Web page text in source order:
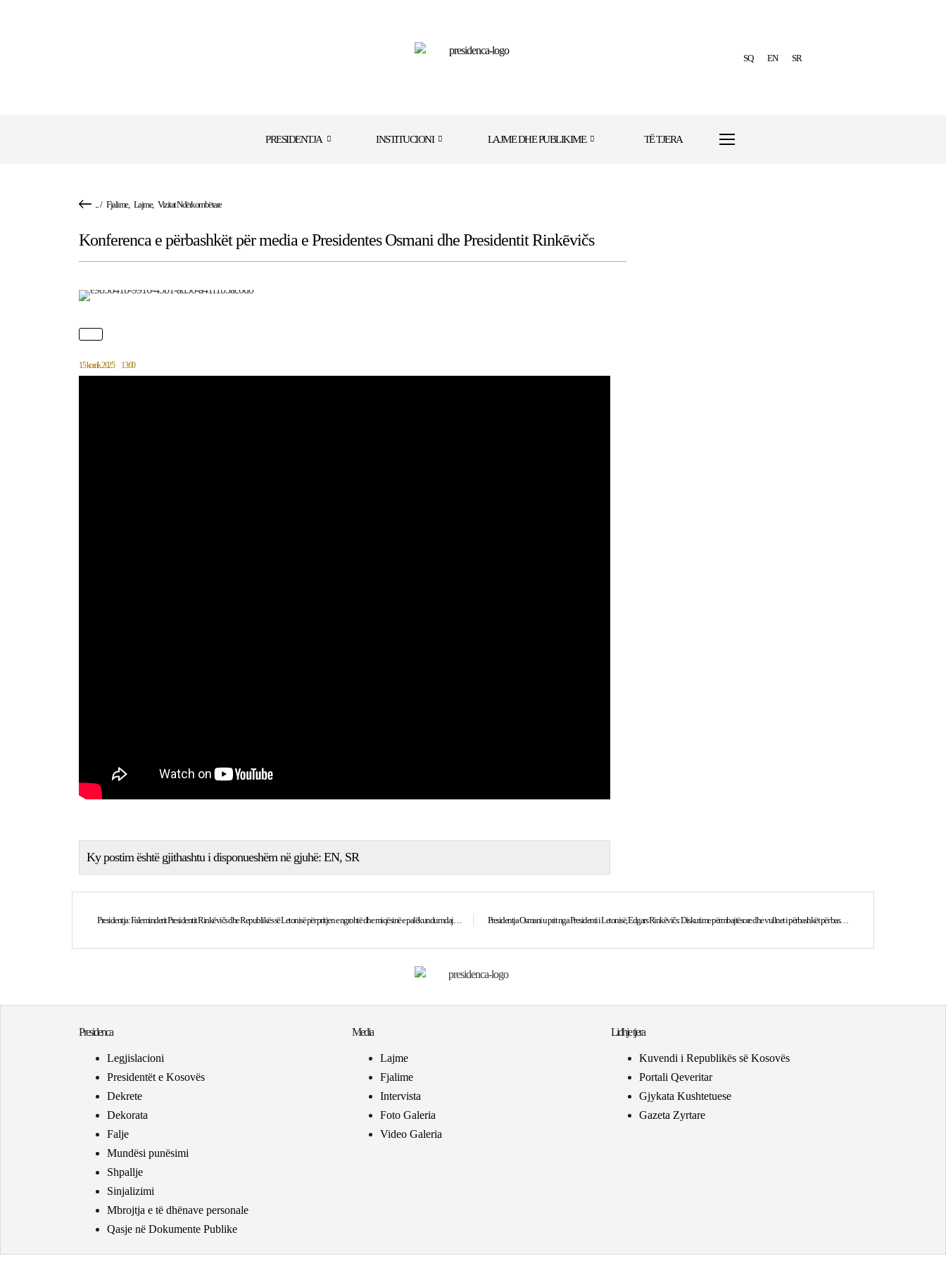
SQ EN SR
PRESIDENTJA INSTITUCIONI LAJME DHE PUBLIKIME TË TJERA
/ Fjalime, Lajme, Vizitat Ndërkombëtare
Konferenca e përbashkët për media e Presidentes Osmani dhe Presidentit Rinkēvičs
15 korrik 2025 13:00
Ky postim është gjithashtu i disponueshëm në gjuhë: EN SR
Presidentja: Faleminderit Presidentit Rinkēvičs dhe Republikës së Letonisë për pritjen e ngrohtë dhe miqësinë e palëkundur ndaj Kosovës! Presidentja Osmani u prit nga Presidenti i Letonisë, Edgars Rinkēvičs: Diskutime përmbajtësore dhe vullnet i përbashkët për bashkëpunim të thelluar
Presidenca
Legjislacioni
Presidentët e Kosovës
Dekrete
Dekorata
Falje
Mundësi punësimi
Shpallje
Sinjalizimi
Mbrojtja e të dhënave personale
Qasje në Dokumente Publike
Media
Lajme
Fjalime
Intervista
Foto Galeria
Video Galeria
Lidhje tjera
Kuvendi i Republikës së Kosovës
Portali Qeveritar
Gjykata Kushtetuese
Gazeta Zyrtare